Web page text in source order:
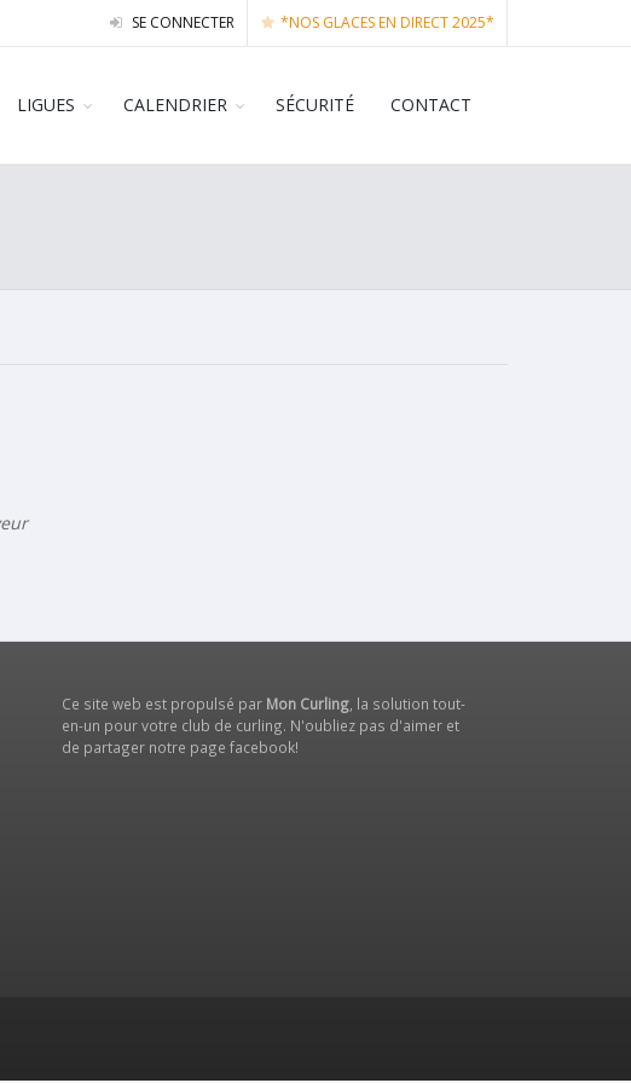
SE CONNECTER *NOS GLACES EN DIRECT 2025*
LIGUES CALENDRIER SÉCURITÉ CONTACT
Ce site web est propulsé par Mon Curling , la solution tout-
en-un pour votre club de curling. N'oubliez pas d'aimer et
de partager notre page facebook!